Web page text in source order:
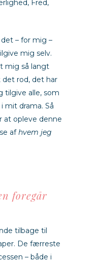
Fred,
– for mig –
mig selv.
mig så langt
rod, det har
tilgive alle, som
mit drama. Så
at opleve denne
afhvem jeg
foregår
tilbage til
De færreste
– både i